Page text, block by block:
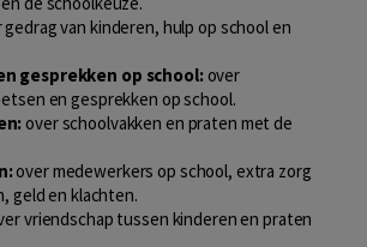
gedrag van kinderen, hulp op school en
gesprekken op school:over
en gesprekken op school.
over schoolvakken en praten met de
over medewerkers op school, extra zorg
geld en klachten.
vriendschap tussen kinderen en praten